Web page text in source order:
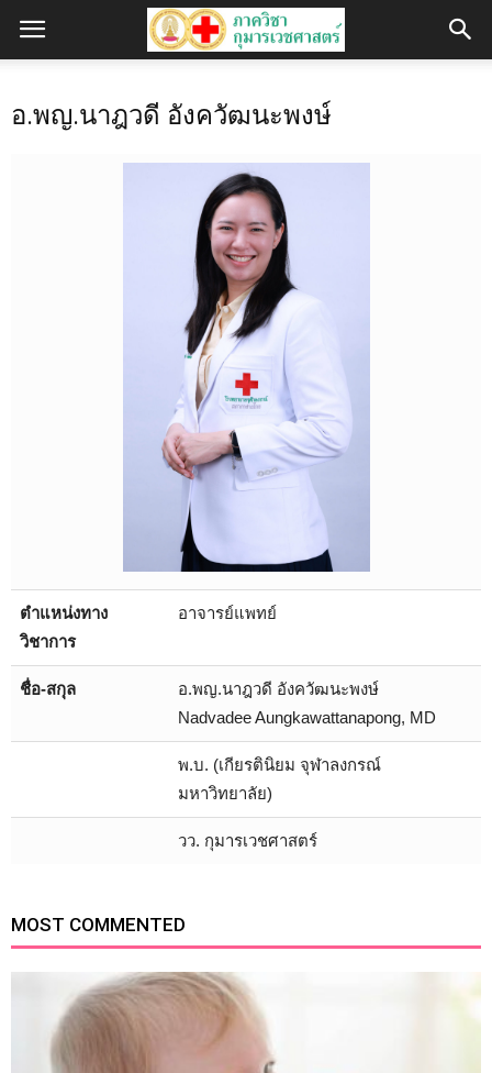
อ.พญ.นาฎวดี อังควัฒนะพงษ์
ตำแหน่งทาง
วิชาการ
อาจารย์แพทย์
ชื่อ-สกุล
อ.พญ.นาฎวดี อังควัฒนะพงษ์
Nadvadee Aungkawattanapong, MD
พ.บ. (เกียรตินิยม จุฬาลงกรณ์
มหาวิทยาลัย)
วว. กุมารเวชศาสตร์
MOST COMMENTED